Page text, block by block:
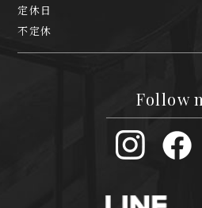
定休日
不定休
Follow